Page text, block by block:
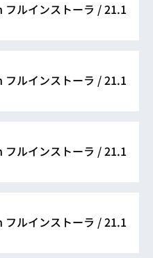
ルインストーラ / 21.1
ルインストーラ / 21.1
ルインストーラ / 21.1
ルインストーラ / 21.1